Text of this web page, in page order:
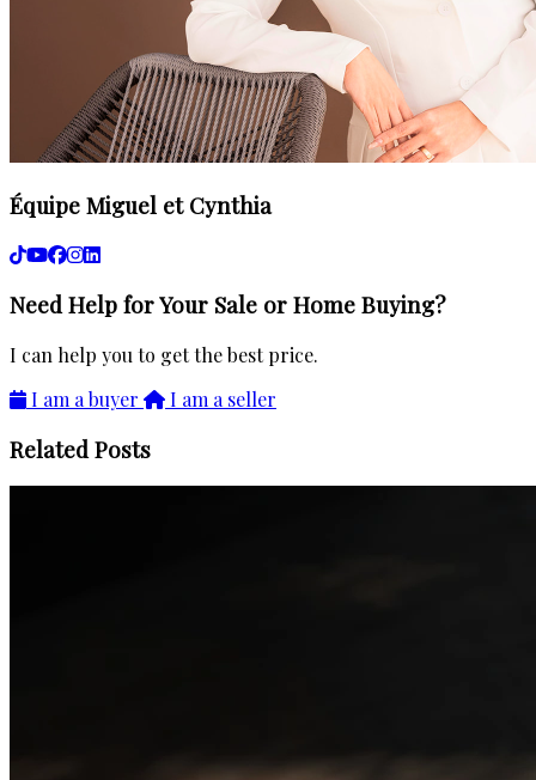
Équipe Miguel et Cynthia
Need Help for Your Sale or Home Buying?
I can help you to get the best price.
I am a buyer
I am a seller
Related Posts